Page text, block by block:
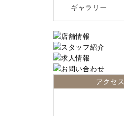
ギャラリー
アクセス